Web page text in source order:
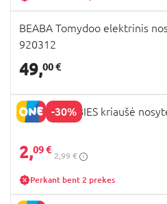
BEABA Tomydoo elektrinis
920312
49,00 €
-30%
CANPOL BABIES kriaušė
2,09 €
2,99 €
Perkant bent 2 prekes